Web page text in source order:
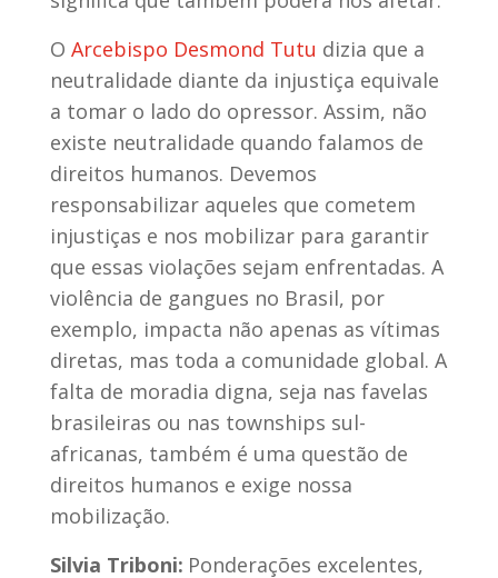
O Arcebispo Desmond Tutu dizia que a
neutralidade diante da injustiça equivale
a tomar o lado do opressor. Assim, não
existe neutralidade quando falamos de
direitos humanos. Devemos
responsabilizar aqueles que cometem
injustiças e nos mobilizar para garantir
que essas violações sejam enfrentadas. A
violência de gangues no Brasil, por
exemplo, impacta não apenas as vítimas
diretas, mas toda a comunidade global. A
falta de moradia digna, seja nas favelas
brasileiras ou nas townships sul-
africanas, também é uma questão de
direitos humanos e exige nossa
mobilização.
Silvia Triboni: Ponderações excelentes,